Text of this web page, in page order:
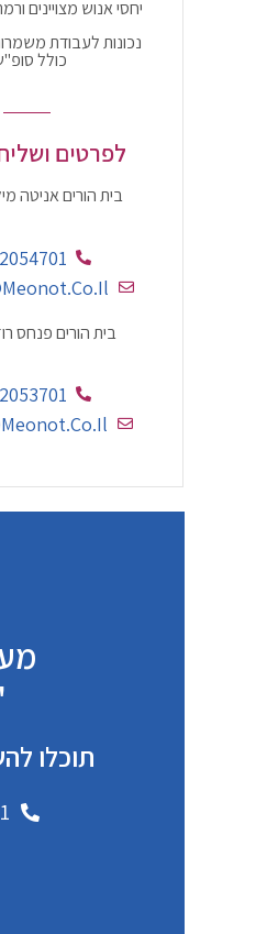
יחסי אנוש מצויינים
נכונות לעבודת
כולל
לפרטים
בית הורים אניטה
בית הורים פנחס
תוכלו